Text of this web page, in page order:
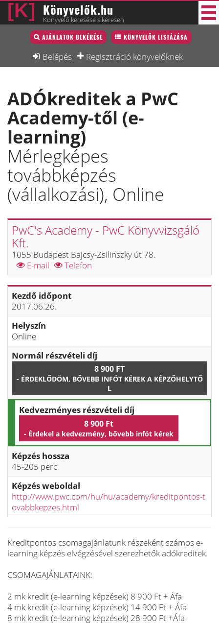
Könyvelők.hu
Könyvelő keresése sikeresen
AJÁNLATOK BEKÉRÉSE KÖNYVELŐK LISTÁZÁSA
Belépés Regisztráció könyvelőknek
Könyvelő lista
Könyvelési munkák
Interjú
Blog
Állás
Képzésnaptár
ADÓkreditek a PwC
Academy-től (e-
learning)
Mérlegképes
továbbképzés
(vállalkozási), Online
PwC's Academy - PwC Könyvvizsgáló
Kft.
1055 Budapest Bajcsy-Zsilinszky út 78.
E-mail
Telefon
Kezdő időpont
2017.06.26.
Helyszín
Online
Normál részvételi díj
8 900 FT
- ÉRDEKLŐDÖM, BŐVEBB INFÓT KÉREK A KÉPZŐHELYTŐ
L
Kedvezményes részvételi díj
8 900 Ft
- Érdekel a kedvezmény, bővebb infót kérek
Képzés hossza
45-205 perc
Képzés weboldal
http://www.pwc.com/hu/hu/academy/kreditpontos-t
ovabbkepzes.html
Kreditpontos csomagajánlatunk részeként számos e-
learning képzés elvégzésével szerezhetők adókreditek.
CSOMAGAJÁNLATAINK:
2 mk kredit (e-learning képzések) 8 900 Ft + Áfa
4 mk kredit (e-learning képzések) 14 900 Ft + Áfa
8 mk kredit (e-learning képzések) 28 900 Ft +Áfa